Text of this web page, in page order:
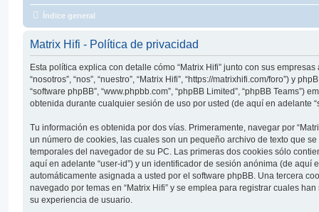
Índice general
Matrix Hifi - Política de privacidad
Esta política explica con detalle cómo “Matrix Hifi” junto con sus
“nosotros”, “nos”, “nuestro”, “Matrix Hifi”, “https://matrixhifi.com/foro”) y
“software phpBB”, “www.phpbb.com”, “phpBB Limited”, “phpBB Teams”)
obtenida durante cualquier sesión de uso por usted (de aquí en adelante
Tu información es obtenida por dos vías. Primeramente, navegar por
un número de cookies, las cuales son un pequeño archivo de texto que
temporales del navegador de su PC. Las primeras dos cookies sólo
aquí en adelante “user-id”) y un identificador de sesión anónima (de aquí
automáticamente asignada a usted por el software phpBB. Una tercera
navegado por temas en “Matrix Hifi” y se emplea para registrar cuales
su experiencia de usuario.